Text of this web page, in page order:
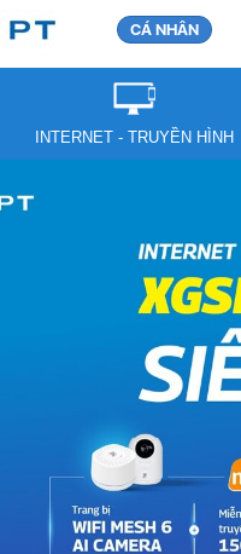
CÁ NHÂN
INTERNET - TRUYỀN HÌNH